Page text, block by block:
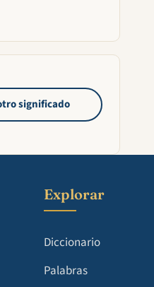
significado
Explorar
Diccionario
Palabras